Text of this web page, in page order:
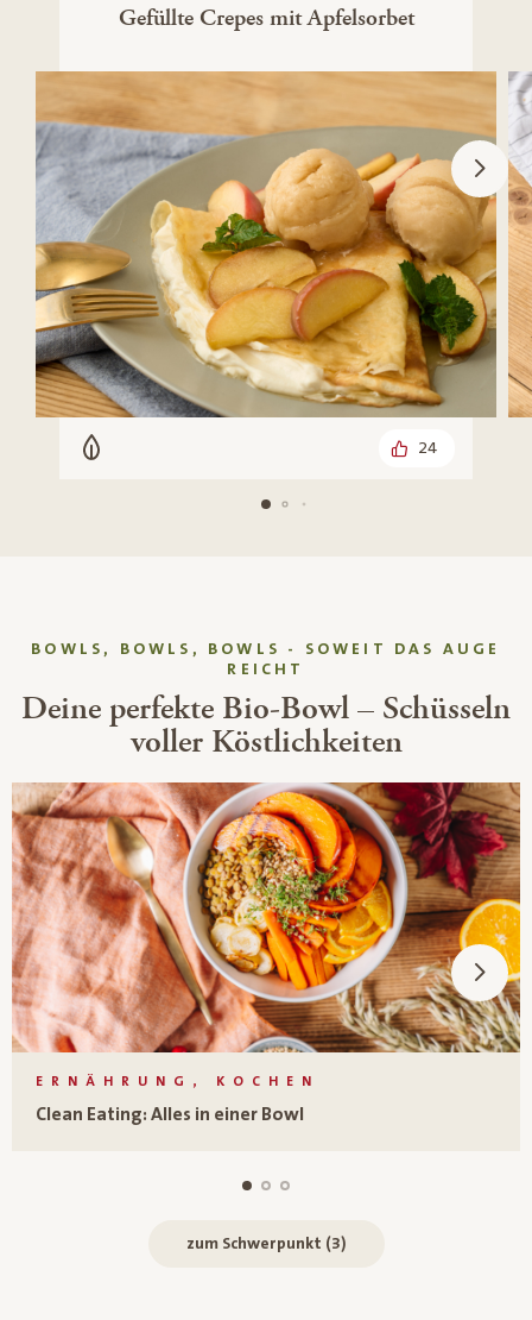
Gefüllte Crepes mit Apfelsorbet
Vegetarisch 24
BOWLS, BOWLS, BOWLS - SOWEIT DAS AUGE
REICHT
Deine perfekte Bio-Bowl – Schüsseln
voller Köstlichkeiten
ERNÄHRUNG, KOCHEN
Clean Eating: Alles in einer Bowl
zum Schwerpunkt (3)